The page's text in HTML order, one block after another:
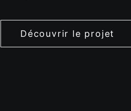
Découvrir le projet